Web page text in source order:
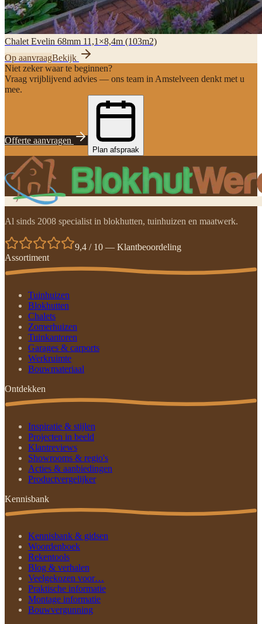
Chalet Evelin 68mm 11,1×8,4m (103m2)
Op aanvraagBekijk
Niet zeker waar te beginnen?
Vraag vrijblijvend advies — ons team in Amstelveen denkt met u
mee.
Offerte aanvragen
Plan afspraak
Al sinds 2008 specialist in blokhutten, tuinhuizen en maatwerk.
9,4 / 10 — Klantbeoordeling
Assortiment
Tuinhuizen
Blokhutten
Chalets
Zomerhuizen
Tuinkantoren
Garages & carports
Werkruimte
Bouwmateriaal
Ontdekken
Inspiratie & stijlen
Projecten in beeld
Klantreviews
Showrooms & regio's
Acties & aanbiedingen
Productvergelijker
Kennisbank
Kennisbank & gidsen
Woordenboek
Rekentools
Blog & verhalen
Veelgekozen voor…
Praktische informatie
Montage informatie
Bouwvergunning